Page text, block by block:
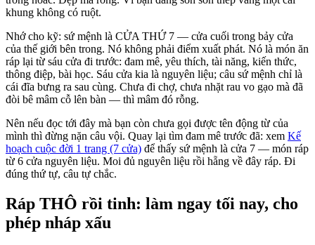
khung không có ruột.
Nhớ cho kỹ: sứ mệnh là CỬA THỨ 7 — cửa cuối trong bảy cửa
của thế giới bên trong. Nó không phải điểm xuất phát. Nó là món ăn
ráp lại từ sáu cửa đi trước: đam mê, yêu thích, tài năng, kiến thức,
thông điệp, bài học. Sáu cửa kia là nguyên liệu; câu sứ mệnh chỉ là
cái đĩa bưng ra sau cùng. Chưa đi chợ, chưa nhặt rau vo gạo mà đã
đòi bê mâm cỗ lên bàn — thì mâm đó rỗng.
Nên nếu đọc tới đây mà bạn còn chưa gọi được tên động từ của
mình thì đừng nặn câu vội. Quay lại tìm đam mê trước đã: xem Kế
hoạch cuộc đời 1 trang (7 cửa) để thấy sứ mệnh là cửa 7 — món ráp
từ 6 cửa nguyên liệu. Moi đủ nguyên liệu rồi hẵng về đây ráp. Đi
đúng thứ tự, câu tự chắc.
Ráp THÔ rồi tinh: làm ngay tối nay, cho
phép nháp xấu